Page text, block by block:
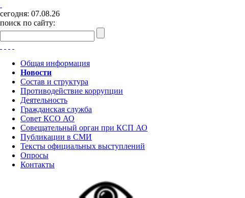
сегодня: 07.08.26
поиск по сайту:
Общая информация
Новости
Состав и структура
Противодействие коррупции
Деятельность
Гражданская служба
Совет КСО АО
Совещательный орган при КСП АО
Публикации в СМИ
Тексты официальных выступлений
Опросы
Контакты